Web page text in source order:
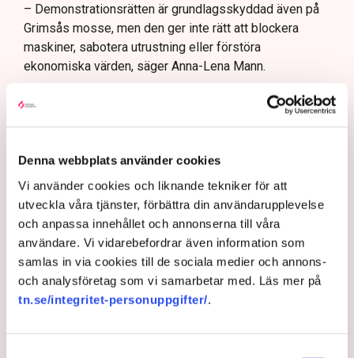
Denna webbplats använder cookies
Vi använder cookies och liknande tekniker för att
utveckla våra tjänster, förbättra din användarupplevelse
och anpassa innehållet och annonserna till våra
användare. Vi vidarebefordrar även information som
samlas in via cookies till de sociala medier och annons-
och analysföretag som vi samarbetar med. Läs mer på
tn.se/integritet-personuppgifter/.
– Demonstrationsrätten är grundlagsskyddad även på
Grimsås mosse, men den ger inte rätt att blockera
maskiner, sabotera utrustning eller förstöra
ekonomiska värden, säger Anna-Lena Mann.
Ogräsfröspridningen och de igengrävda dikena kan
utredas som skadegörelse eller sabotage. Men för att
polisen ska kunna inleda en utredning direkt på plats
konkreta bevis eller utpekade misstänkta.
– Anmälningar om till exempel fröspridningen är
upptagna och kommer att utredas och lagföras, en del i
efterhand. Det är bland annat anledningen till att vi nu
även använder drönare för att dokumentera och säkra
bevis, säger Anna-Lena Mann.
Myndigheter Gripanden Tranemo kommun
Polisen